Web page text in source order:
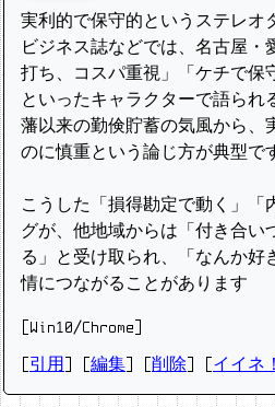
実利的で保守的というステレオ
ビジネス誌などでは、名古屋・
打ち、コスパ重視」「ケチで保
といったキャラクターで語られ
藩以来の勤倹貯蓄の気風から、
のに慎重という論じ方が典型で
こうした「損得勘定で動く」「
グが、他地域からは「付き合い
る」と受け取られ、「なんか好
情につながることがあります
[Win10/Chrome]
引用 編集 削除 イイネ